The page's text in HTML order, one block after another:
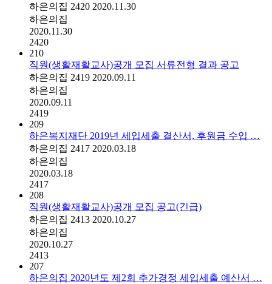
하은의집 2420 2020.11.30
하은의집
2020.11.30
2420
210
직원(생활재활교사)공개 모집 서류전형 결과 공고
하은의집 2419 2020.09.11
하은의집
2020.09.11
2419
209
하은복지재단 2019년 세입세출 결산서, 후원금 수입 …
하은의집 2417 2020.03.18
하은의집
2020.03.18
2417
208
직원(생활재활교사)공개 모집 공고(긴급)
하은의집 2413 2020.10.27
하은의집
2020.10.27
2413
207
하은의집 2020년도 제2회 추가경정 세입세출 예산서 …